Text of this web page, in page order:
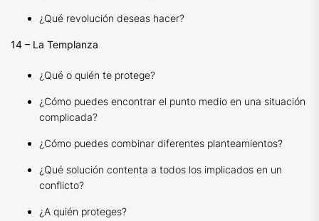
¿Qué revolución deseas hacer?
14 – La Templanza
¿Qué o quién te protege?
¿Cómo puedes encontrar el punto medio en una situación
complicada?
¿Cómo puedes combinar diferentes planteamientos?
¿Qué solución contenta a todos los implicados en un
conflicto?
¿A quién proteges?